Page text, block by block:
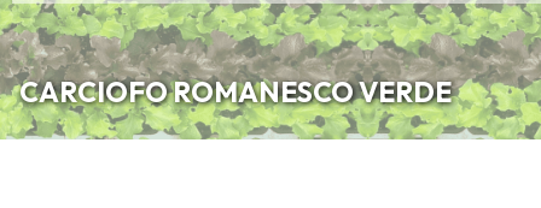
CARCIOFO ROMANESCO VERDE